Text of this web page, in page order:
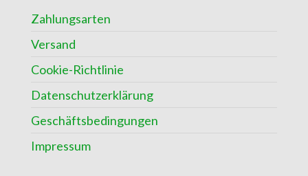
Zahlungsarten
Versand
Cookie-Richtlinie
Datenschutzerklärung
Geschäftsbedingungen
Impressum